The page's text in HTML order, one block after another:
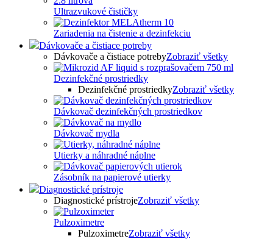
Ultrazvukové čističky
Zariadenia na čistenie a dezinfekciu
Dávkovače a čistiace potreby
Dávkovače a čistiace potrebyZobraziť všetky
Dezinfekčné prostriedky
Dezinfekčné prostriedkyZobraziť všetky
Dávkovač dezinfekčných prostriedkov
Dávkovač mydla
Utierky a náhradné náplne
Zásobník na papierové utierky
Diagnostické prístroje
Diagnostické prístrojeZobraziť všetky
Pulzoximetre
PulzoximetreZobraziť všetky